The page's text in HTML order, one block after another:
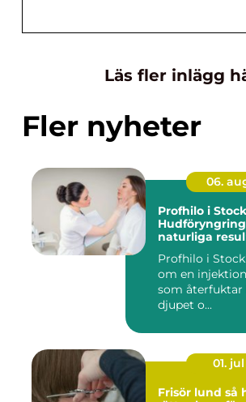
Läs fler inlägg
Fler nyheter
06.
Profhilo i
naturliga
Profhilo i
om en
som återfuktar
djupet o...
01. jul
Frisör lund så hittar man